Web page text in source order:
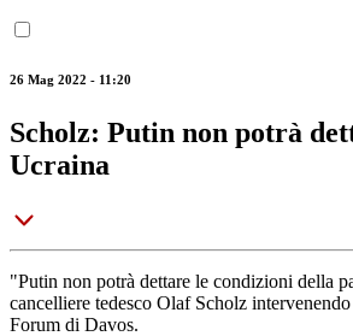
26 Mag 2022 - 11:20
Scholz: Putin non potrà
Ucraina
"Putin non potrà dettare le condizioni della
cancelliere tedesco Olaf Scholz
Forum di Davos.